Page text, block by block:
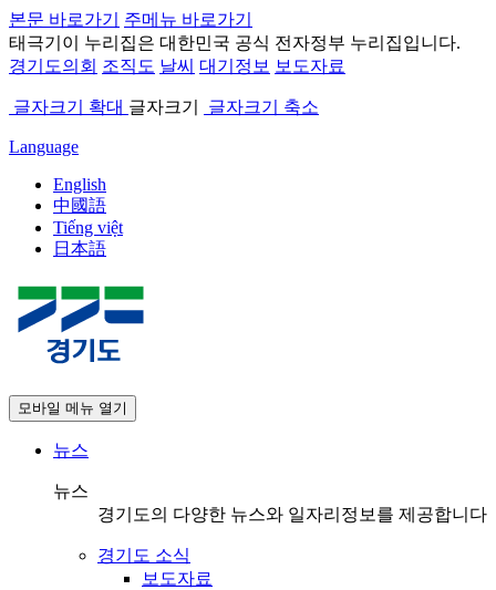
본문 바로가기
주메뉴 바로가기
태극기 이 누리집은 대한민국 공식 전자정부 누리집입니다.
경기도의회 조직도 날씨 대기정보 보도자료
글자크기 확대 글자크기 글자크기 축소
Language
English
中國語
Tiếng việt
日本語
모바일 메뉴 열기
뉴스
뉴스
경기도의 다양한 뉴스와 일자리정보를 제공합니다
경기도 소식
보도자료